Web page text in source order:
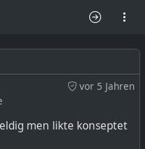
vor 5 Jahren
men likte konseptet